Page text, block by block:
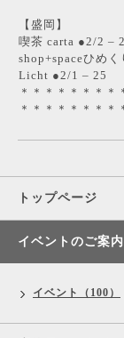
【盛岡】
喫茶 carta ●2/2 –
shop+spaceひめく
Licht ●2/1 – 25
＊＊＊＊＊＊＊＊
＊＊＊＊＊＊＊＊
トップページ
イベントのご案内
イベント（100）